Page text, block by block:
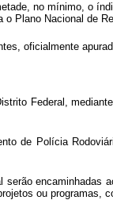
no mínimo, o
Plano Nacional de
oficialmente
Federal,
de Polícia
ou programas,